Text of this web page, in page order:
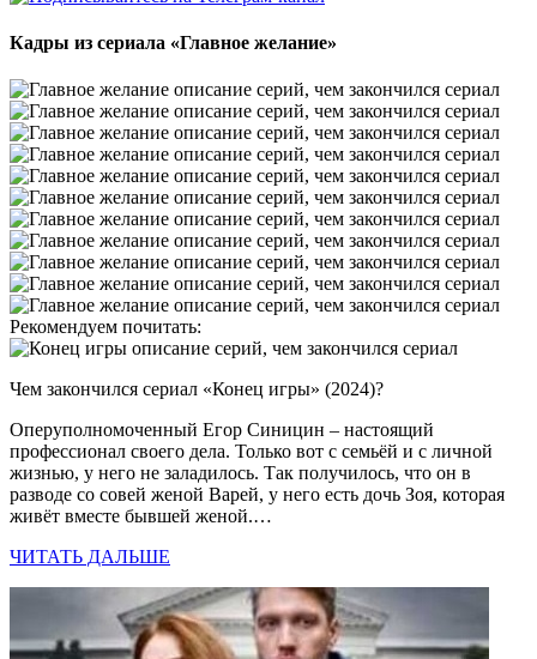
Кадры из сериала «Главное желание»
Рекомендуем почитать:
Чем закончился сериал «Конец игры» (2024)?
Оперуполномоченный Егор Синицин – настоящий
профессионал своего дела. Только вот с семьёй и с личной
жизнью, у него не заладилось. Так получилось, что он в
разводе со совей женой Варей, у него есть дочь Зоя, которая
живёт вместе бывшей женой.…
ЧИТАТЬ ДАЛЬШЕ